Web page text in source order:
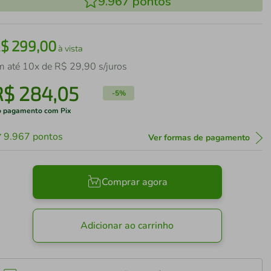
299,00à vista
até 10x de R$ 29,90 s/juros
284,05 -5%
pagamento com Pix
9.967 pontos Ver formas de pagamento
Comprar agora
Adicionar ao carrinho